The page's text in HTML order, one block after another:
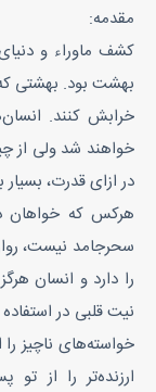
مقدمه:
کشف ماوراء و
بهشت بود. بهشتی
خرابش کنند.
خواهند شد ولی از
در ازای قدرت،
هرکس که خواهان
سحرجامد نیست،
را دارد و انسان
نیت قلبی‌ در
خواسته‌های ناچیز
ارزنده‌تر را از